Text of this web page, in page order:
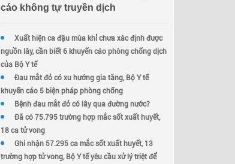
cáo không tự truyền dịch
Xuất hiện ca đậu mùa khỉ chưa xác định được
nguồn lây, cần biết 6 khuyến cáo phòng chống dịch
của Bộ Y tế
Đau mắt đỏ có xu hướng gia tăng, Bộ Y tế
khuyến cáo 5 biện pháp phòng chống
Bệnh đau mắt đỏ có lây qua đường nước?
Đã có 75.795 trường hợp mắc sốt xuất huyết,
18 ca tử vong
Ghi nhận 57.295 ca mắc sốt xuất huyết, 13
trường hợp tử vong, Bộ Y tế yêu cầu xử lý triệt để